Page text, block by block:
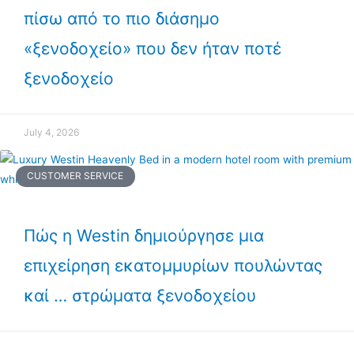
πίσω από το πιο διάσημο
«ξενοδοχείο» που δεν ήταν ποτέ
ξενοδοχείο
July 4, 2026
CUSTOMER SERVICE
Πώς η Westin δημιούργησε μια
επιχείρηση εκατομμυρίων πουλώντας
καί … στρώματα ξενοδοχείου